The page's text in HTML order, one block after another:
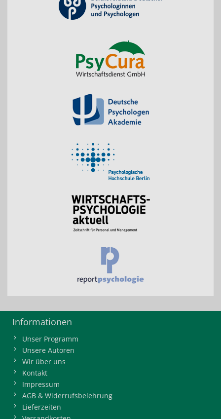
Informationen
Unser Programm
Unsere Autoren
Wir über uns
Kontakt
Impressum
AGB & Widerrufsbelehrung
Lieferzeiten